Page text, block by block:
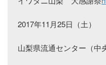
2017年11月25日（土）
山梨県流通センター（中